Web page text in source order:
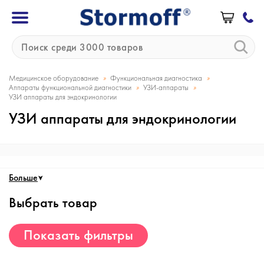
Медицинское оборудование » Функциональная диагностика »
Аппараты функциональной диагностики » УЗИ-аппараты »
УЗИ аппараты для эндокринологии
УЗИ аппараты для эндокринологии
Больше
Выбрать товар
Показать фильтры